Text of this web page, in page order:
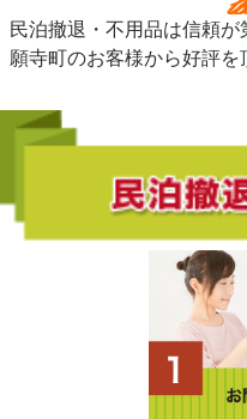
民泊撤退・不用品は信頼
願寺町のお客様から好評を